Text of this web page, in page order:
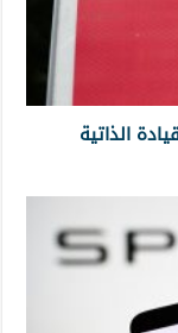
الذاتية